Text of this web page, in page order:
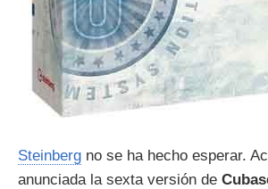
Steinberg no se ha hecho esperar.
anunciada la sexta versión de